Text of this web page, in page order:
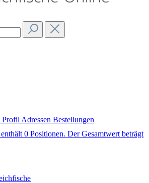
Profil Adressen Bestellungen
0 Positionen. Der Gesamtwert beträgt